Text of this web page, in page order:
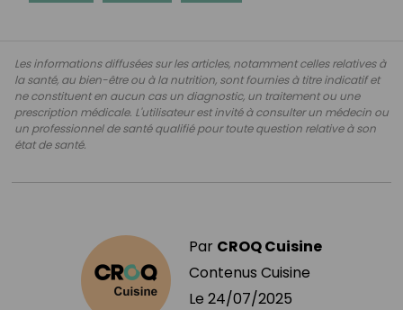
Les informations diffusées sur les articles, notamment celles relatives à
la santé, au bien-être ou à la nutrition, sont fournies à titre indicatif et
ne constituent en aucun cas un diagnostic, un traitement ou une
prescription médicale. L'utilisateur est invité à consulter un médecin ou
un professionnel de santé qualifié pour toute question relative à son
état de santé.
Par CROQ Cuisine
Contenus Cuisine
Le 24/07/2025